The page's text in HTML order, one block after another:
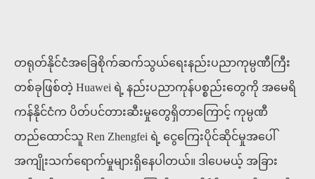
တရုတ်နိုင်ငံအခြေစိုက်ဆက်သွယ်ရေးနည်းပညာကုမ္ပဏီကြီး
တစ်ခုဖြစ်တဲ့ Huawei ရဲ့ နည်းပညာကုန်ပစ္စည်းတွေကို အမေရိ
ကန်နိုင်ငံက ပိတ်ပင်တားဆီးမှုတွေရှိတာကြောင့် ကုမ္ပဏီ
တည်ထောင်သူ Ren Zhengfei ရဲ့ ငွေကြေးပိုင်ဆိုင်မှုအပေါ်
အကျိုးသက်ရောက်မှုများရှိနေပါတယ်။ ဒါပေမယ့် အခြား